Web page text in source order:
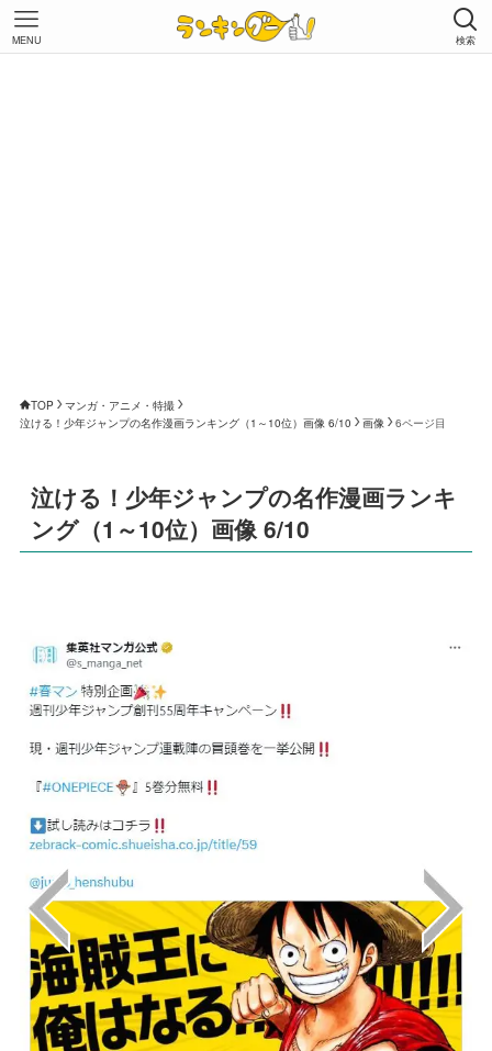
検索
MENU
TOP
マンガ・アニメ・特撮
泣ける！少年ジャンプの名作漫画ランキング（1～10位）画像 6/10
画像 6ページ目
泣ける！少年ジャンプの名作漫画ランキ
ング（1～10位）画像 6/10